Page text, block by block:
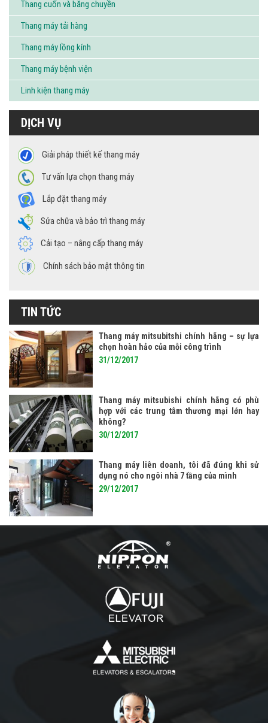
Thang cuốn và băng chuyền
Thang máy tải hàng
Thang máy lồng kính
Thang máy bệnh viện
Linh kiện thang máy
DỊCH VỤ
Giải pháp thiết kế thang máy
Tư vấn lựa chọn thang máy
Lắp đặt thang máy
Sửa chữa và bảo trì thang máy
Cải tạo – nâng cấp thang máy
Chính sách bảo mật thông tin
TIN TỨC
Thang máy mitsubitshi chính hãng – sự lựa
chọn hoàn hảo của mỗi công trình
31/12/2017
Thang máy mitsubishi chính hãng có phù
hợp với các trung tâm thương mại lớn hay
không?
30/12/2017
Thang máy liên doanh, tôi đã đúng khi sử
dụng nó cho ngôi nhà 7 tầng của mình
29/12/2017